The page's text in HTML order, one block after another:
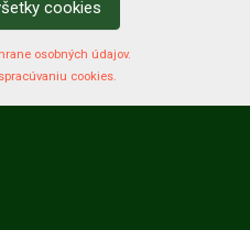
Košík
Zmena údajov
odber noviniek
cookies
osobných údajov.
cookies.